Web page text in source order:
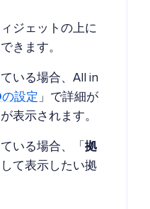
ジェットの上に
きます。
いる場合、All in
の設定 」で詳細が
表示されます。
いる場合、「 拠
て表示したい拠